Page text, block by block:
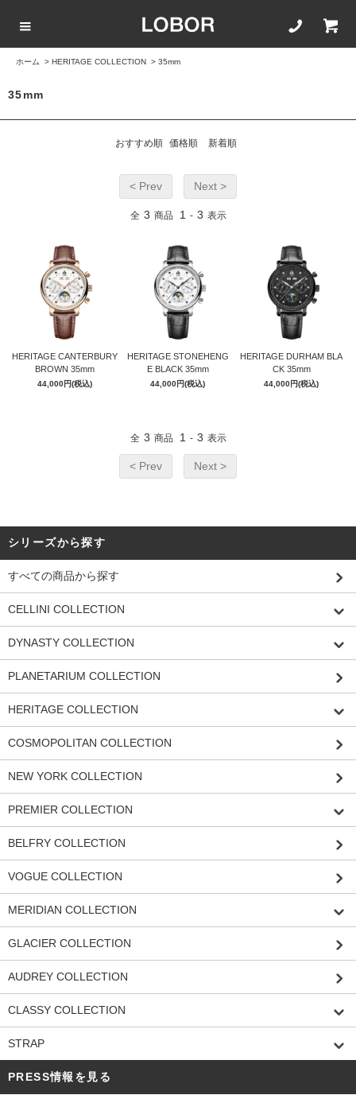
ROSEGOLD
BLUE
SILVER
ホーム > HERITAGE COLLECTION > 35mm
35mm
おすすめ順 価格順 新着順
< Prev Next >
全 3 商品 1 - 3 表示
HERITAGE CANTERBURY
BROWN 35mm
44,000円(税込)
HERITAGE STONEHENG
E BLACK 35mm
44,000円(税込)
HERITAGE DURHAM BLA
CK 35mm
44,000円(税込)
全 3 商品 1 - 3 表示
< Prev Next >
シリーズから探す
すべての商品から探す
CELLINI COLLECTION
DYNASTY COLLECTION
PLANETARIUM COLLECTION
HERITAGE COLLECTION
COSMOPOLITAN COLLECTION
NEW YORK COLLECTION
PREMIER COLLECTION
BELFRY COLLECTION
VOGUE COLLECTION
MERIDIAN COLLECTION
GLACIER COLLECTION
AUDREY COLLECTION
CLASSY COLLECTION
STRAP
PRESS情報を見る